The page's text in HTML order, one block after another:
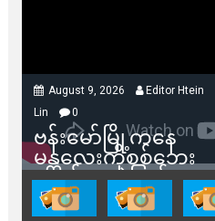
August 9, 2026
Editor Htein
Lin
0
ဗန်းမော်မြို့ကနေ
မန္တလေးကိုစစ်ဘေး
ရှောင်နေတဲ့ပြည်သူ
တွေအတွက် ရှမ်းနီ